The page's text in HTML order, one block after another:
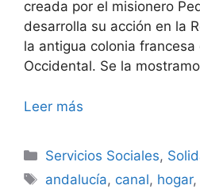
creada por el misionero
desarrolla su acción en la
la antigua colonia francesa
Occidental. Se la
Leer más
Categorías
Servicios Sociales,
Etiquetas
andalucía, canal, hogar,